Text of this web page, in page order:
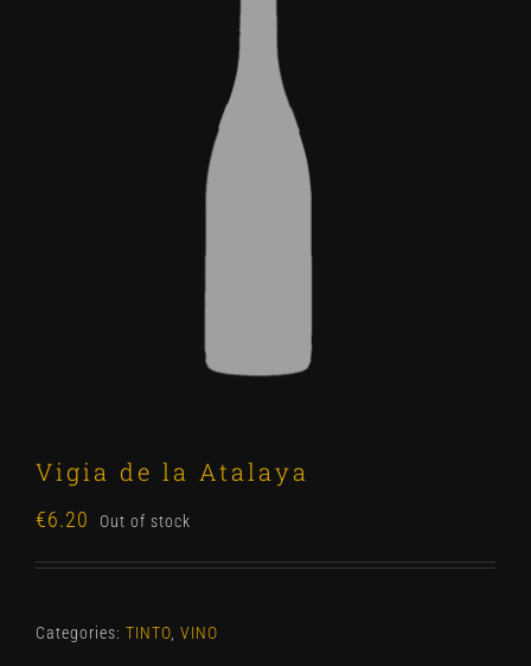
Vigia de la Atalaya
€6.20 Out of stock
Categories: TINTO VINO